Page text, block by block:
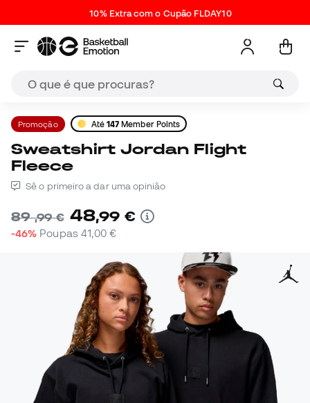
10% Extra com o Cupão FLDAY10
Promoção Até 147 Member Points
Sweatshirt Jordan Flight
Fleece
Sê o primeiro a dar uma opinião
89,99 € 48,99 €
-46% Poupas 41,00 €